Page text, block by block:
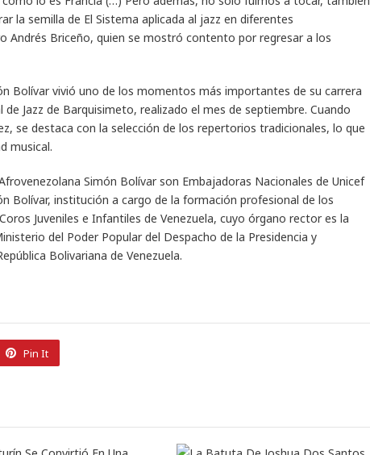
la semilla de El Sistema aplicada al jazz en diferentes
Andrés Briceño, quien se mostró contento por regresar a los
Bolívar vivió uno de los momentos más importantes de su carrera
Jazz de Barquisimeto, realizado el mes de septiembre. Cuando
se destaca con la selección de los repertorios tradicionales, lo que
musical.
Simón Bolívar son Embajadoras Nacionales de Unicef
Bolívar, institución a cargo de la formación profesional de los
Juveniles e Infantiles de Venezuela, cuyo órgano rector es la
del Poder Popular del Despacho de la Presidencia y
Bolivariana de Venezuela.
Pin It